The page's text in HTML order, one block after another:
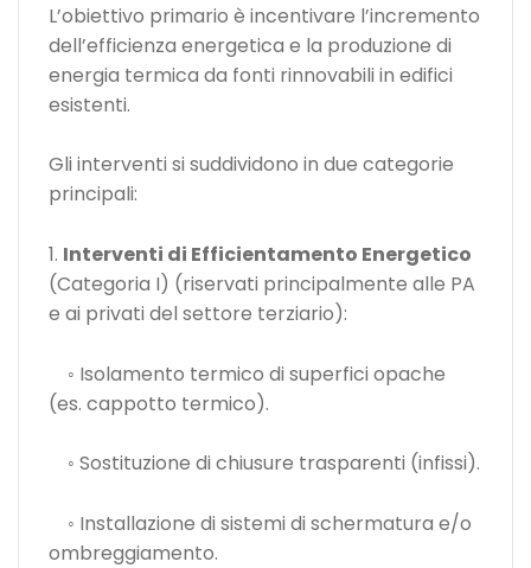
L’obiettivo primario è incentivare l’incremento
dell’efficienza energetica e la produzione di
energia termica da fonti rinnovabili in edifici
esistenti.
Gli interventi si suddividono in due categorie
principali:
1. Interventi di Efficientamento Energetico
(Categoria I) (riservati principalmente alle PA
e ai privati del settore terziario):
◦ Isolamento termico di superfici opache
(es. cappotto termico).
◦ Sostituzione di chiusure trasparenti (infissi).
◦ Installazione di sistemi di schermatura e/o
ombreggiamento.